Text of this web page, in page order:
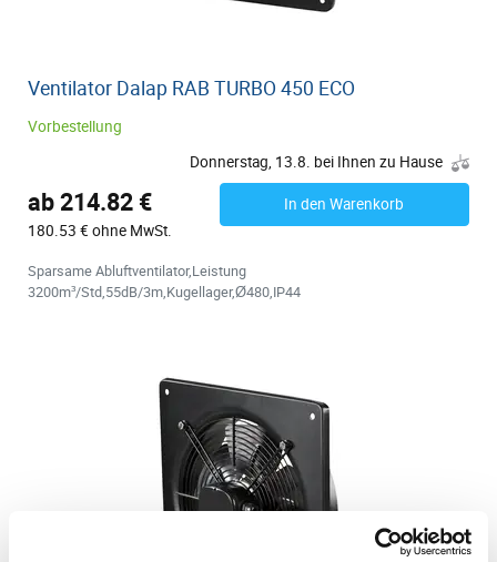
Ventilator Dalap RAB TURBO 450 ECO
Vorbestellung
Donnerstag, 13.8. bei Ihnen zu Hause
ab 214.82 €
180.53 € ohne MwSt.
In den Warenkorb
Sparsame Abluftventilator,Leistung
3200m³/Std,55dB/3m,Kugellager,Ø480,IP44